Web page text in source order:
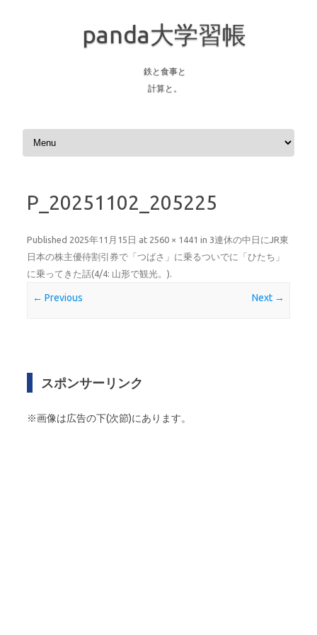
panda大学習帳
鉄と食事と
計算と。
Skip to content
P_20251102_205225
Published 2025年11月15日 at 2560 × 1441 in 3連休の中日にJR東
日本の株主優待割引券で「つばさ」に乗るついでに「ひたち」
に乗ってきた話(4/4: 山形で観光。).
← Previous Next →
スポンサーリンク
※画像は広告の下(次節)にあります。